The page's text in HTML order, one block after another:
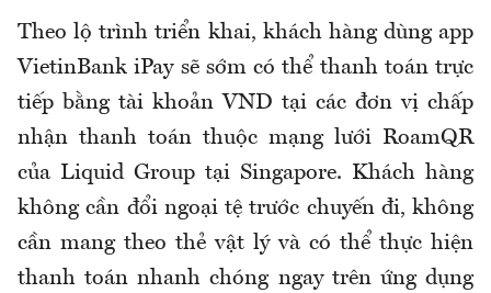
Theo lộ trình triển khai, khách hàng dùng app
VietinBank iPay sẽ sớm có thể thanh toán trực
tiếp bằng tài khoản VND tại các đơn vị chấp
nhận thanh toán thuộc mạng lưới RoamQR
của Liquid Group tại Singapore. Khách hàng
không cần đổi ngoại tệ trước chuyến đi, không
cần mang theo thẻ vật lý và có thể thực hiện
thanh toán nhanh chóng ngay trên ứng dụng